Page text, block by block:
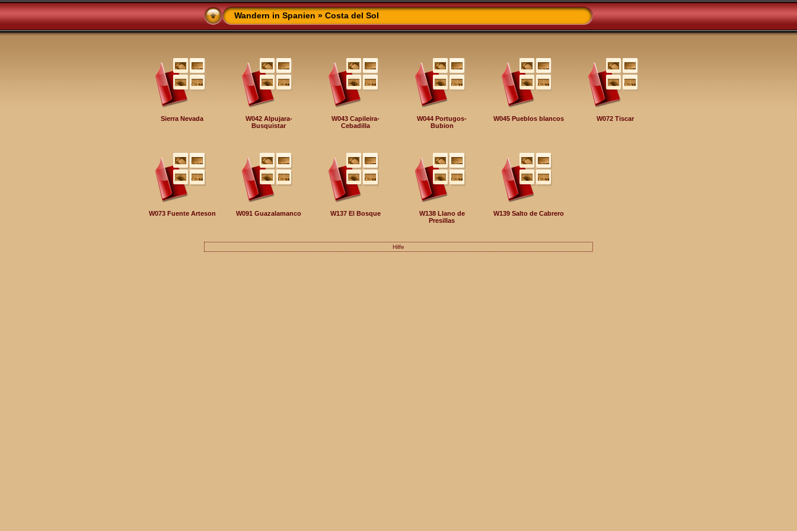
Wandern in Spanien » Costa del Sol
Sierra Nevada
W042 Alpujara-
Busquistar
W043 Capileira-
Cebadilla
W044 Portugos-
Bubion
W045 Pueblos blancos W072 Tiscar
W073 Fuente Arteson W091 Guazalamanco W137 El Bosque
W138 Llano de
Presillas
W139 Salto de Cabrero
Hilfe